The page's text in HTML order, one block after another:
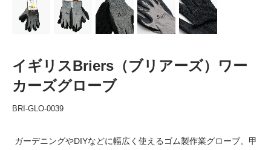
イギリスBriers（ブリアーズ）ワー
カーズグローブ
BRI-GLO-0039
ガーデニングやDIYなどに幅広く使えるゴム製作業グローブ。甲